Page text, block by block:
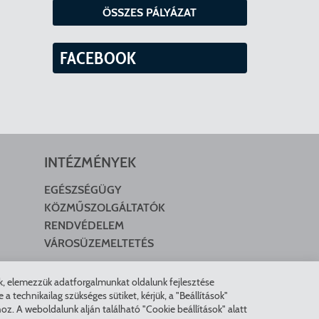
ÖSSZES PÁLYÁZAT
FACEBOOK
INTÉZMÉNYEK
EGÉSZSÉGÜGY
KÖZMŰSZOLGÁLTATÓK
RENDVÉDELEM
VÁROSÜZEMELTETÉS
elemezzük adatforgalmunkat oldalunk fejlesztése
szükséges sütiket, kérjük, a "Beállítások"
A weboldalunk alján található "Cookie beállítások" alatt